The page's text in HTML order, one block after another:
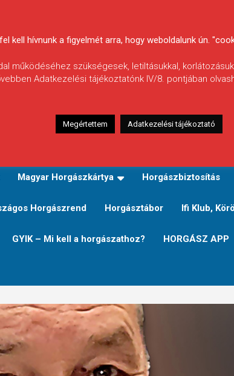
Magyar Horgászkártya Horgászbiztosítás
Horgászrend Horgásztábor Ifi Klub,
GYIK – Mi kell a horgászathoz? HORGÁSZ APP
kell hívnunk a figyelmét arra, hogy weboldalunk ún.
működéséhez szükségesek, letiltásukkal,
Adatkezelési tájékoztatónk IV/8. pontjában
Megértettem Adatkezelési tájékoztató